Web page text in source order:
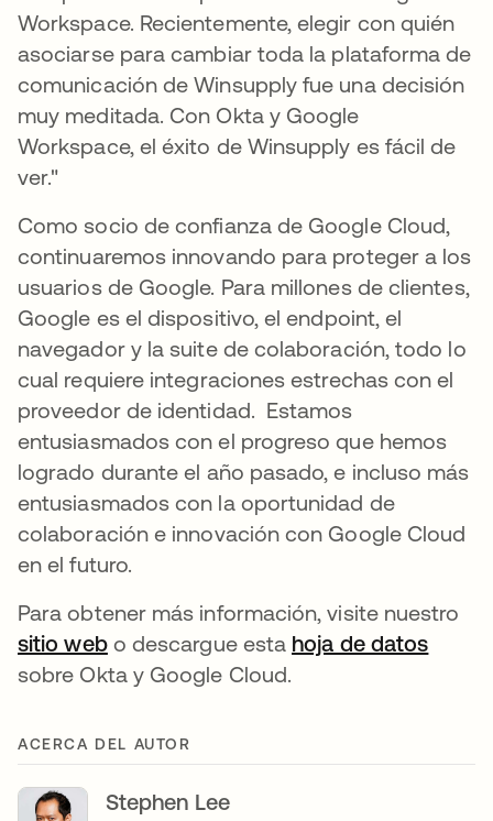
Workspace. Recientemente, elegir con quién
asociarse para cambiar toda la plataforma de
comunicación de Winsupply fue una decisión
muy meditada. Con Okta y Google
Workspace, el éxito de Winsupply es fácil de
ver."
Como socio de confianza de Google Cloud,
continuaremos innovando para proteger a los
usuarios de Google. Para millones de clientes,
Google es el dispositivo, el endpoint, el
navegador y la suite de colaboración, todo lo
cual requiere integraciones estrechas con el
proveedor de identidad. Estamos
entusiasmados con el progreso que hemos
logrado durante el año pasado, e incluso más
entusiasmados con la oportunidad de
colaboración e innovación con Google Cloud
en el futuro.
Para obtener más información, visite nuestro
sitio webse abre en una pestaña nueva
o descargue esta hoja de datos
sobre Okta y Google Cloud.
ACERCA DEL AUTOR
Stephen Lee